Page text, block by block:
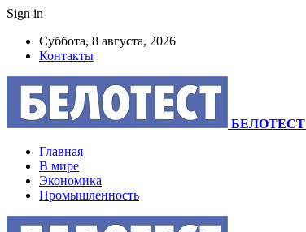
Sign in
Суббота, 8 августа, 2026
Контакты
БЕЛОТЕСТ
Главная
В мире
Экономика
Промышленность